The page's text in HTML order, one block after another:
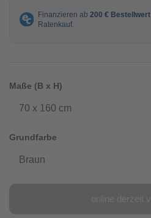
Maße (B x H)
70 x 160 cm
Grundfarbe
Braun